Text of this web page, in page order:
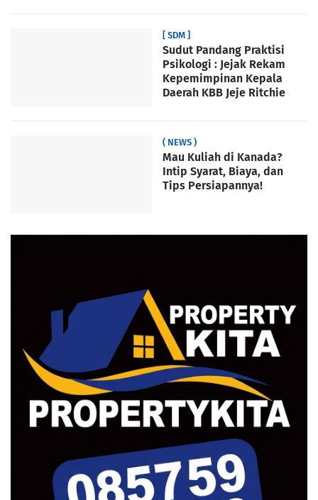
[ SDM ]
Sudut Pandang Praktisi
Psikologi : Jejak Rekam
Kepemimpinan Kepala
Daerah KBB Jeje Ritchie
( NEWS )
Mau Kuliah di Kanada?
Intip Syarat, Biaya, dan
Tips Persiapannya!